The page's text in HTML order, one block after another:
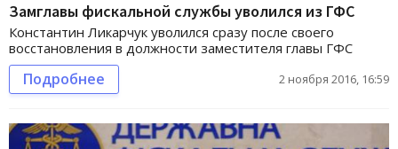
Замглавы фискальной службы уволился из ГФС
Константин Ликарчук уволился сразу после своего
восстановления в должности заместителя главы ГФС
Подробнее 2 ноября 2016, 16:59